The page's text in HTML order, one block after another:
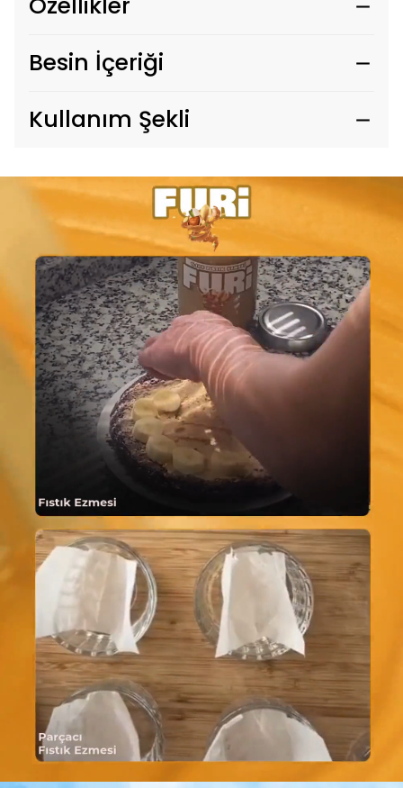
Besin İçeriği
Kullanım Şekli